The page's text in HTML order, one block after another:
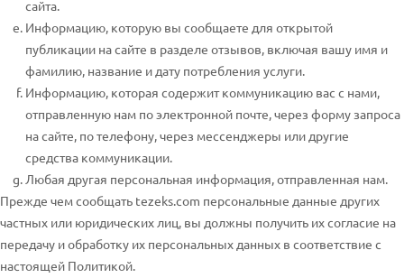
сайта.
Информацию, которую вы сообщаете для открытой
публикации на сайте в разделе отзывов, включая вашу имя и
фамилию, название и дату потребления услуги.
Информацию, которая содержит коммуникацию вас с нами,
отправленную нам по электронной почте, через форму запроса
на сайте, по телефону, через мессенджеры или другие
средства коммуникации.
Любая другая персональная информация, отправленная нам.
Прежде чем сообщать tezeks.com персональные данные других
частных или юридических лиц, вы должны получить их согласие на
передачу и обработку их персональных данных в соответствие с
настоящей Политикой.